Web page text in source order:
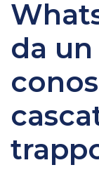
da